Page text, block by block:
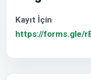
Kayıt İçin
https://forms.gle/